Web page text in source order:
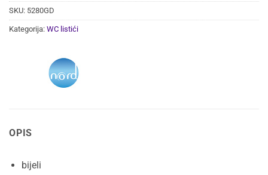
SKU: 5280GD
Kategorija: WC listići
OPIS
bijeli